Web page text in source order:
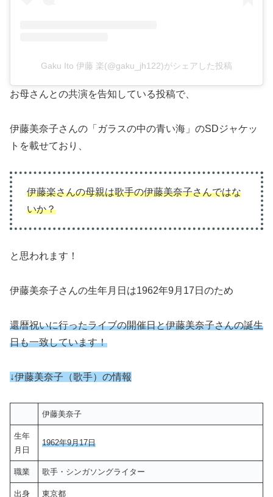
Gaku Ito 伊藤 楽(@gaku_jh122)がシェアした投稿
お母さんとの共演を告知している投稿で、
伊藤美奈子さんの「ガラスの中の青い海」のSDジャケッ
トを載せており、
伊藤楽さんの母親は歌手の伊藤美奈子さんではな
いか？
と思われます！
伊藤美奈子さんの生年月日は1962年9月17日のため
還暦祝いに行ったライブの開催日と伊藤美奈子さんの誕生
日も一致しています！
↓伊藤美奈子（歌手）の情報
伊藤美奈子
生年
月日
1962年9月17日
職業 歌手・シンガソングライター
出身 東京都